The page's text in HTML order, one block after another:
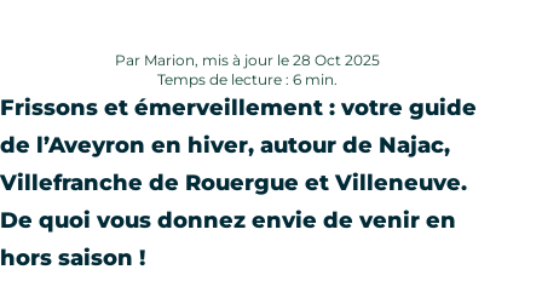
Par Marion, mis à jour le 28 Oct 2025
Temps de lecture : 6 min.
Frissons et émerveillement : votre guide
de l’Aveyron en hiver, autour de Najac,
Villefranche de Rouergue et Villeneuve.
De quoi vous donnez envie de venir en
hors saison !